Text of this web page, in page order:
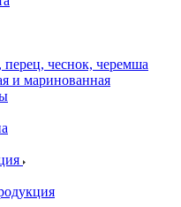
чеснок, черемша
и маринованная